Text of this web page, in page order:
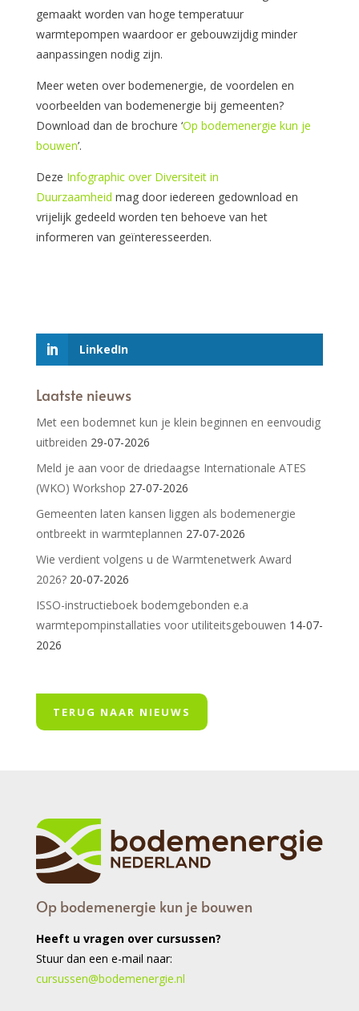
gemaakt worden van hoge temperatuur
warmtepompen waardoor er gebouwzijdig minder
aanpassingen nodig zijn.
Meer weten over bodemenergie, de voordelen en
voorbeelden van bodemenergie bij gemeenten?
Download dan de brochure ‘Op bodemenergie kun je
bouwen’.
Deze Infographic over Diversiteit in
Duurzaamheid mag door iedereen gedownload en
vrijelijk gedeeld worden ten behoeve van het
informeren van geïnteresseerden.
LinkedIn
Laatste nieuws
Met een bodemnet kun je klein beginnen en eenvoudig
uitbreiden 29-07-2026
Meld je aan voor de driedaagse Internationale ATES
(WKO) Workshop 27-07-2026
Gemeenten laten kansen liggen als bodemenergie
ontbreekt in warmteplannen 27-07-2026
Wie verdient volgens u de Warmtenetwerk Award
2026? 20-07-2026
ISSO-instructieboek bodemgebonden e.a
warmtepompinstallaties voor utiliteitsgebouwen 14-07-
2026
TERUG NAAR NIEUWS
Op bodemenergie kun je bouwen
Heeft u vragen over cursussen?
Stuur dan een e-mail naar:
cursussen@bodemenergie.nl